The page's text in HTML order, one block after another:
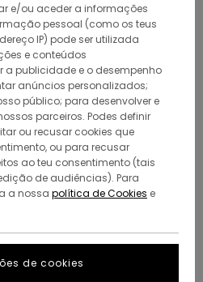
e/ou aceder a informações
pessoal (como os teus
IP) pode ser utilizada
e conteúdos
a publicidade e o desempenho
anúncios personalizados;
público; para desenvolver e
parceiros. Podes definir
ou recusar cookies que
ou para recusar
ao teu consentimento (tais
de audiências). Para
a nossa política de Cookies e
de cookies